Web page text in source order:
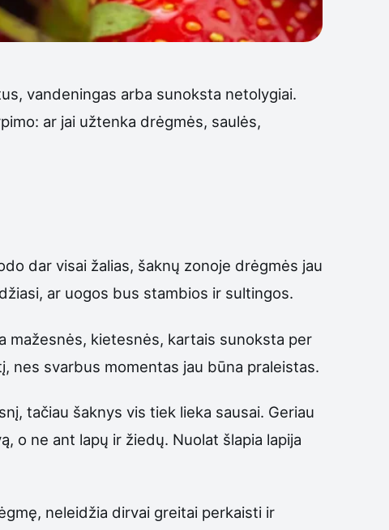
vandeningas arba sunoksta netolygiai.
ar jai užtenka drėgmės, saulės,
dar visai žalias, šaknų zonoje drėgmės jau
ar uogos bus stambios ir sultingos.
mažesnės, kietesnės, kartais sunoksta per
nes svarbus momentas jau būna praleistas.
tačiau šaknys vis tiek lieka sausai. Geriau
o ne ant lapų ir žiedų. Nuolat šlapia lapija
neleidžia dirvai greitai perkaisti ir